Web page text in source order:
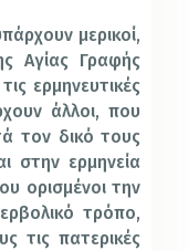
μερικοί,
Αγίας Γραφής
ερμηνευτικές
άλλοι, που
τον δικό τους
στην ερμηνεία
ορισμένοι την
τρόπο,
τις πατερικές